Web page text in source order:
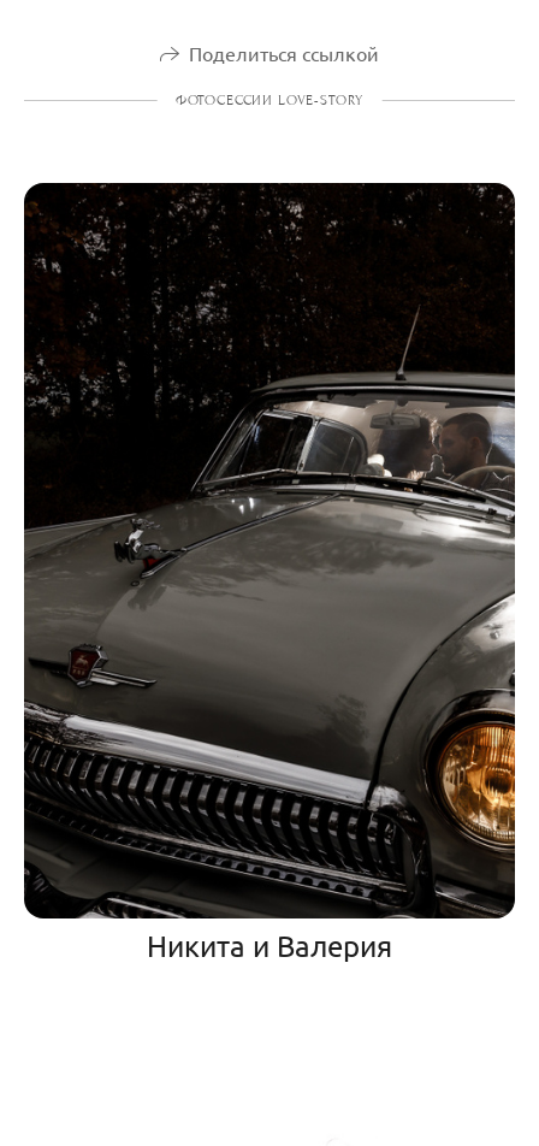
Поделиться ссылкой
ФОТОСЕССИИ LOVE-STORY
Никита и Валерия